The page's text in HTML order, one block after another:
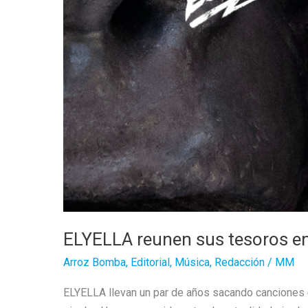
ELYELLA reunen sus tesoros
Arroz Bomba, Editorial, Música, Redacción / MM
ELYELLA llevan un par de años sacando